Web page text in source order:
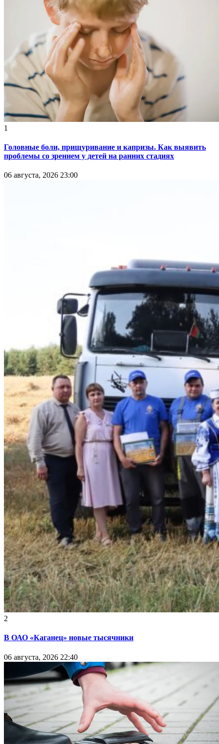
1
Головные боли, прищуривание и капризы. Как выявить
проблемы со зрением у детей на ранних стадиях
06 августа, 2026 23:00
2
В ОАО «Каганец» новые тысячники
06 августа, 2026 22:40